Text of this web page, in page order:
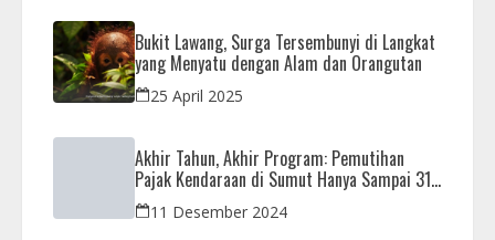
Bukit Lawang, Surga Tersembunyi di Langkat
yang Menyatu dengan Alam dan Orangutan
25 April 2025
Akhir Tahun, Akhir Program: Pemutihan
Pajak Kendaraan di Sumut Hanya Sampai 31
Desember
11 Desember 2024